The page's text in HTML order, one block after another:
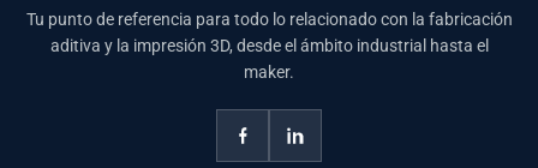
Tu punto de referencia para todo lo relacionado con la fabricación
aditiva y la impresión 3D, desde el ámbito industrial hasta el
maker.